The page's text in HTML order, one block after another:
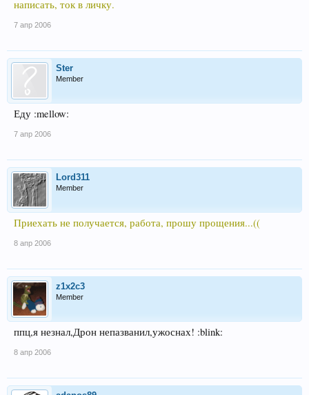
написать, ток в личку.
7 апр 2006
Ster
Member
Еду :mellow:
7 апр 2006
Lord311
Member
Приехать не получается, работа, прошу прощения...((
8 апр 2006
z1x2c3
Member
ппц,я незнал,Дрон непазванил,ужоснах! :blink:
8 апр 2006